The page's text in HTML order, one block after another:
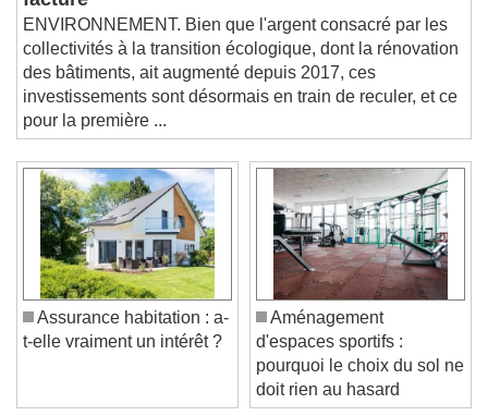
facture
ENVIRONNEMENT. Bien que l'argent consacré par les
collectivités à la transition écologique, dont la rénovation
des bâtiments, ait augmenté depuis 2017, ces
investissements sont désormais en train de reculer, et ce
pour la première ...
Assurance habitation : a-
Aménagement
d'espaces sportifs :
pourquoi le choix du sol ne
doit rien au hasard